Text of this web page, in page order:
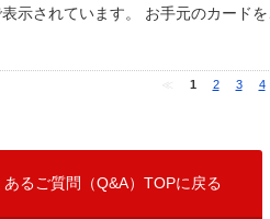
示されています。 お手元のカードを
1 2 3 4
あるご質問（Q&A）TOPに戻る